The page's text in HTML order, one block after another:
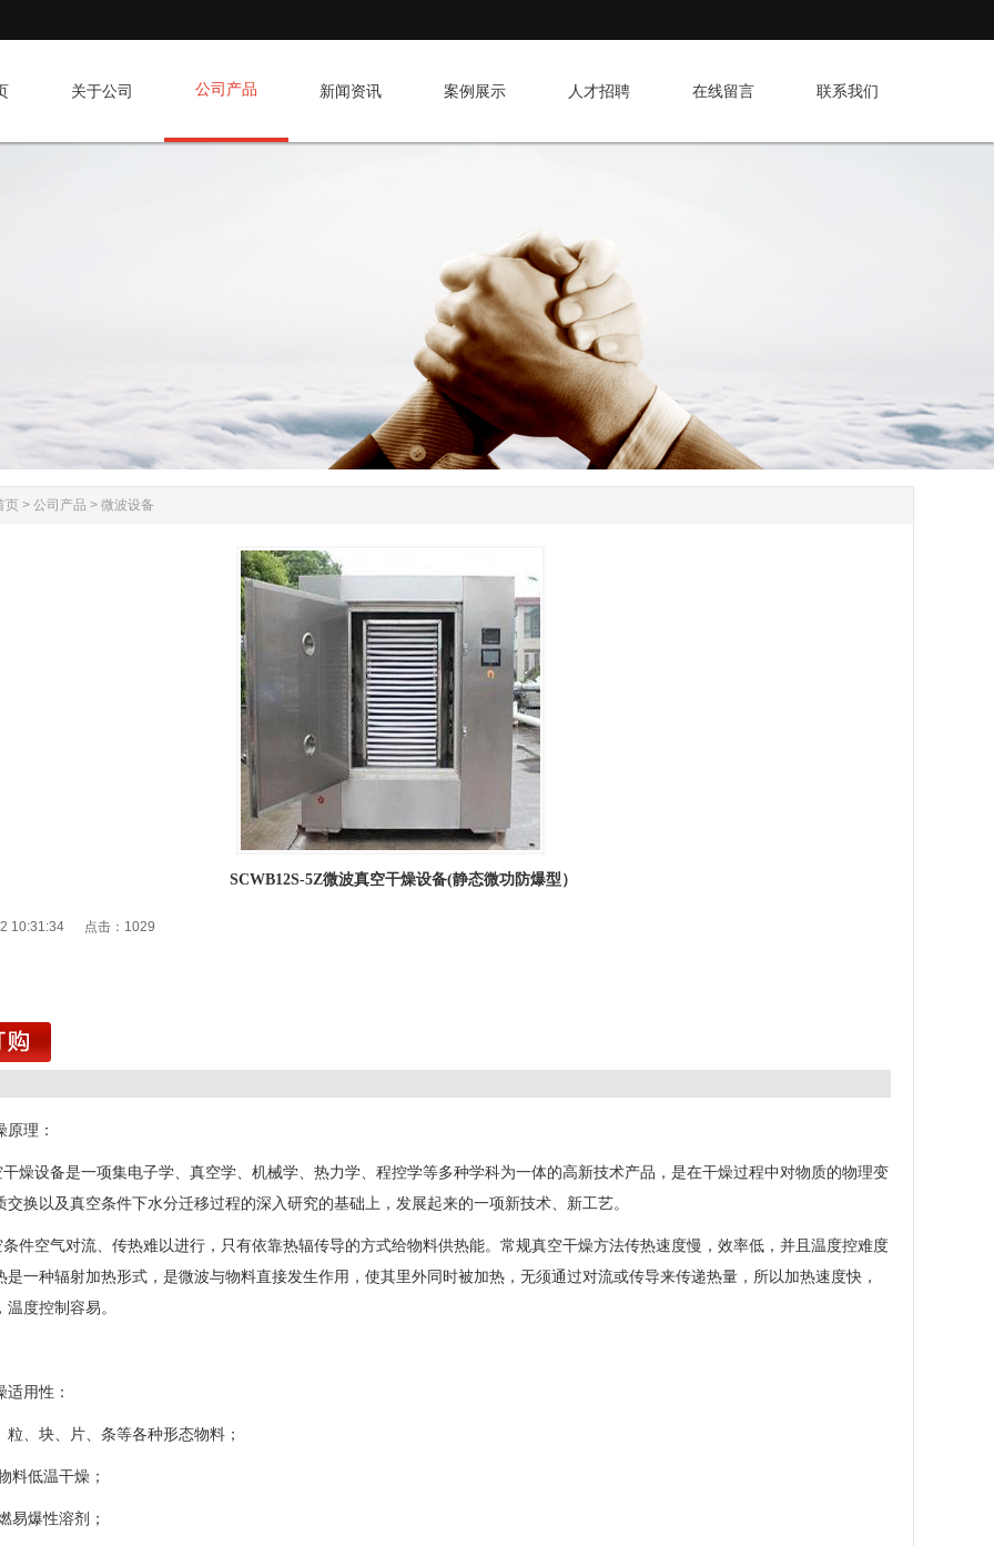
关于公司 公司产品 新闻资讯 案例展示 人才招聘 在线留言 联系我们
页 > 公司产品 > 微波设备
SCWB12S-5Z微波真空干燥设备(静态微功防爆型）
2 10:31:34 点击： 1029
理：
设备是一项集电子学、真空学、机械学、热力学、程控学等多种学科为一体的高新技术产品，是在干燥过程中对物质的物理变
交换以及真空条件下水分迁移过程的深入研究的基础上，发展起来的一项新技术、新工艺。
空气对流、传热难以进行，只有依靠热辐传导的方式给物料供热能。常规真空干燥方法传热速度慢，效率低，并且温度控难度
是一种辐射加热形式，是微波与物料直接发生作用，使其里外同时被加热，无须通过对流或传导来传递热量，所以加热速度快，
度控制容易。
用性：
粒、块、片、条等各种形态物料；
低温干燥；
爆性溶剂；